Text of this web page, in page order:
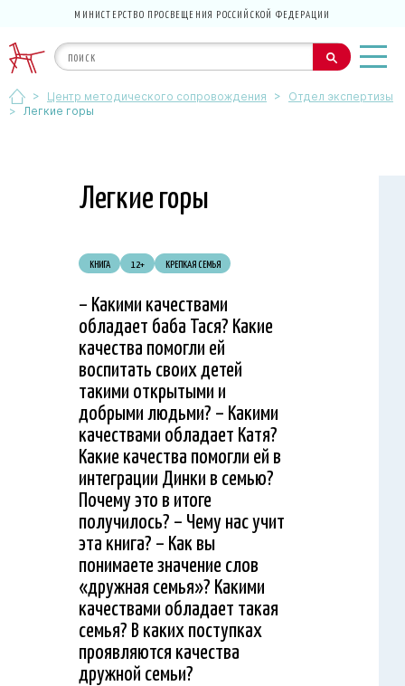
МИНИСТЕРСТВО ПРОСВЕЩЕНИЯ РОССИЙСКОЙ ФЕДЕРАЦИИ
> Центр методического сопровождения >
Отдел экспертизы
>
Легкие горы
Легкие горы
КНИГА 12+ КРЕПКАЯ СЕМЬЯ
– Какими качествами
обладает баба Тася? Какие
качества помогли ей
воспитать своих детей
такими открытыми и
добрыми людьми? – Какими
качествами обладает Катя?
Какие качества помогли ей в
интеграции Динки в семью?
Почему это в итоге
получилось? – Чему нас учит
эта книга? – Как вы
понимаете значение слов
«дружная семья»? Какими
качествами обладает такая
семья? В каких поступках
проявляются качества
дружной семьи?